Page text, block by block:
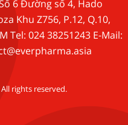
6 Đường số 4, Hado
Khu Z756, P.12, Q.10,
Tel: 024 38251243 E-Mail:
rights reserved.